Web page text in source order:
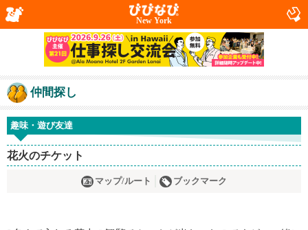
New York
仲間探し
趣味・遊び友達
花火のチケット
マップ/ルート ブックマーク